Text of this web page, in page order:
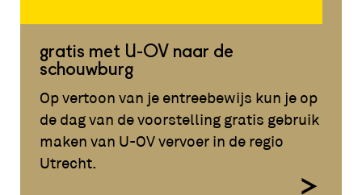
gratis met U-OV naar de
schouwburg
Op vertoon van je entreebewijs kun je op
de dag van de voorstelling gratis gebruik
maken van U-OV vervoer in de regio
Utrecht.